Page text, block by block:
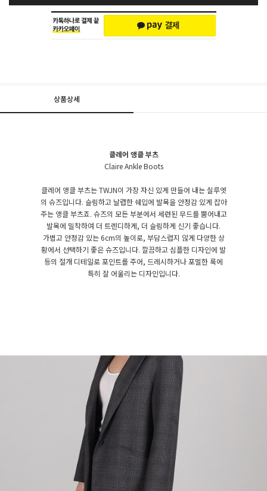
상품상세
클레어 앵클 부츠
Claire Ankle Boots
클레어 앵클 부츠는 TWJN이 가장 자신 있게 만들어 내는 실루엣
의 슈즈입니다. 슬림하고 날렵한 쉐입에 발목을 안정감 있게 잡아
주는 앵클 부츠죠. 슈즈의 모든 부분에서 세련된 무드를 뿜어내고
발목에 밀착하여 더 트렌디하게, 더 슬림하게 신기 좋습니다.
가볍고 안정감 있는 6cm의 높이로, 부담스럽지 않게 다양한 상
황에서 선택하기 좋은 슈즈입니다. 깔끔하고 심플한 디자인에 발
등의 절개 디테일로 포인트를 주어, 드레시하거나 포멀한 룩에
특히 잘 어울리는 디자인입니다.